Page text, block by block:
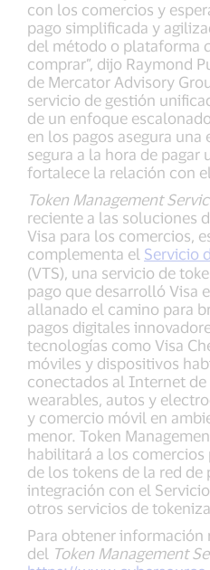
con los comercios y
pago simplificada y
del método o plataforma
comprar”, dijo Raymond
de Mercator Advisory
servicio de gestión
de un enfoque
en los pagos asegura una
segura a la hora de pagar
fortalece la relación con
Token Management
reciente a las soluciones
Visa para los comercios,
complementa el Servicio
(VTS), una servicio de
pago que desarrolló Visa
allanado el camino para
pagos digitales
tecnologías como Visa
móviles y dispositivos
conectados al Internet de
wearables, autos y
y comercio móvil en
menor. Token
habilitará a los
de los tokens de la red
integración con el
otros servicios de
Para obtener información
del Token Management